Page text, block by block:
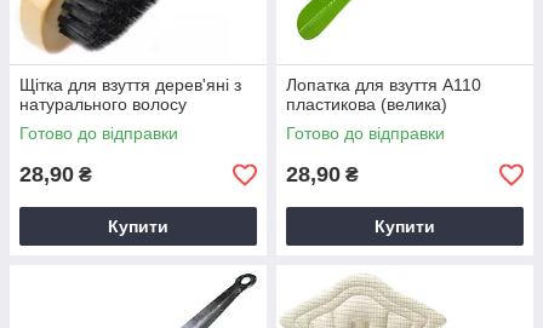
Щітка для взуття дерев'яні з
натурального волосу
Готово до відправки
28,90 ₴
Купити
Лопатка для взуття А110
пластикова (велика)
Готово до відправки
28,90 ₴
Купити